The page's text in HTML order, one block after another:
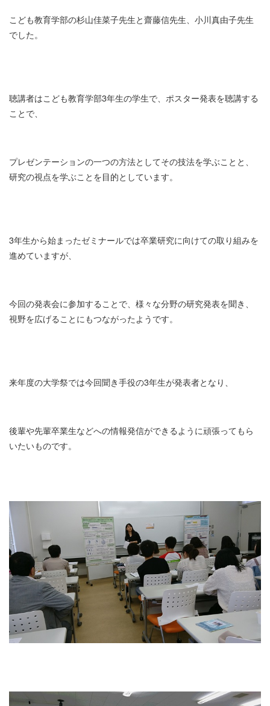
こども教育学部の杉山佳菜子先生と齋藤信先生、小川真由子先生
でした。
聴講者はこども教育学部3年生の学生で、ポスター発表を聴講する
ことで、
プレゼンテーションの一つの方法としてその技法を学ぶことと、
研究の視点を学ぶことを目的としています。
3年生から始まったゼミナールでは卒業研究に向けての取り組みを
進めていますが、
今回の発表会に参加することで、様々な分野の研究発表を聞き、
視野を広げることにもつながったようです。
来年度の大学祭では今回聞き手役の3年生が発表者となり、
後輩や先輩卒業生などへの情報発信ができるように頑張ってもら
いたいものです。